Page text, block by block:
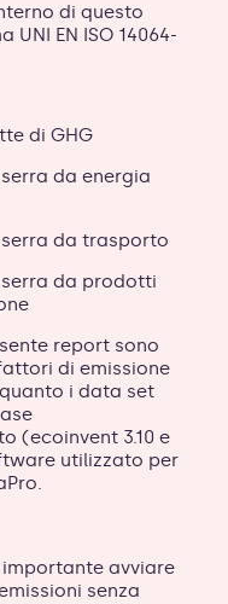
di questo
EN ISO 14064-
di GHG
da energia
da trasporto
da prodotti
report sono
di emissione
i data set
(ecoinvent 3.10 e
utilizzato per
avviare
senza